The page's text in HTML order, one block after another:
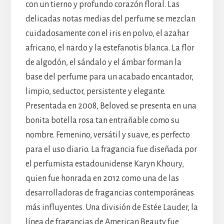
con un tierno y profundo corazón floral. Las
delicadas notas medias del perfume se mezclan
cuidadosamente con el iris en polvo, el azahar
africano, el nardo y la estefanotis blanca. La flor
de algodón, el sándalo y el ámbar forman la
base del perfume para un acabado encantador,
limpio, seductor, persistente y elegante.
Presentada en 2008, Beloved se presenta en una
bonita botella rosa tan entrañable como su
nombre. Femenino, versátil y suave, es perfecto
para el uso diario. La fragancia fue diseñada por
el perfumista estadounidense Karyn Khoury,
quien fue honrada en 2012 como una de las
desarrolladoras de fragancias contemporáneas
más influyentes. Una división de Estée Lauder, la
línea de fragancias de American Beauty fue